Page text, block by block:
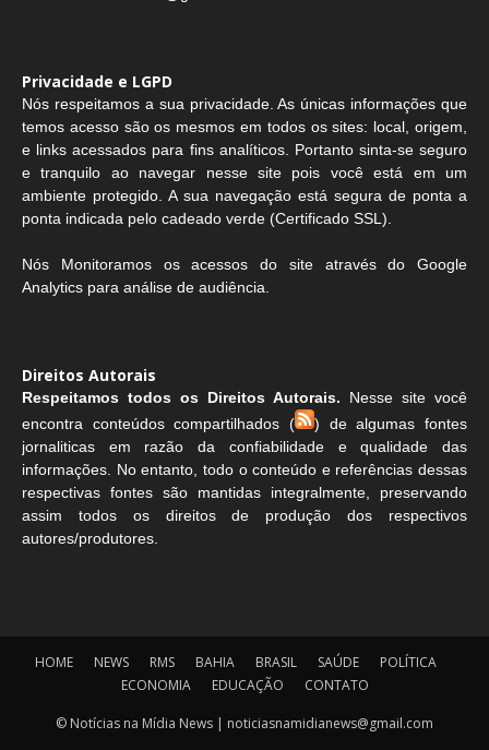
Privacidade e LGPD
Nós respeitamos a sua privacidade. As únicas informações que
temos acesso são os mesmos em todos os sites: local, origem,
e links acessados para fins analíticos. Portanto sinta-se seguro
e tranquilo ao navegar nesse site pois você está em um
ambiente protegido. A sua navegação está segura de ponta a
ponta indicada pelo cadeado verde (Certificado SSL).
Nós Monitoramos os acessos do site através do Google
Analytics para análise de audiência.
Direitos Autorais
Respeitamos todos os Direitos Autorais. Nesse site você
encontra conteúdos compartilhados (
) de algumas fontes
jornaliticas em razão da confiabilidade e qualidade das
informações. No entanto, todo o conteúdo e referências dessas
respectivas fontes são mantidas integralmente, preservando
assim todos os direitos de produção dos respectivos
autores/produtores.
HOME NEWS RMS BAHIA BRASIL SAÚDE
POLÍTICA
ECONOMIA
EDUCAÇÃO CONTATO
© Notícias na Mídia News | noticiasnamidianews@gmail.com